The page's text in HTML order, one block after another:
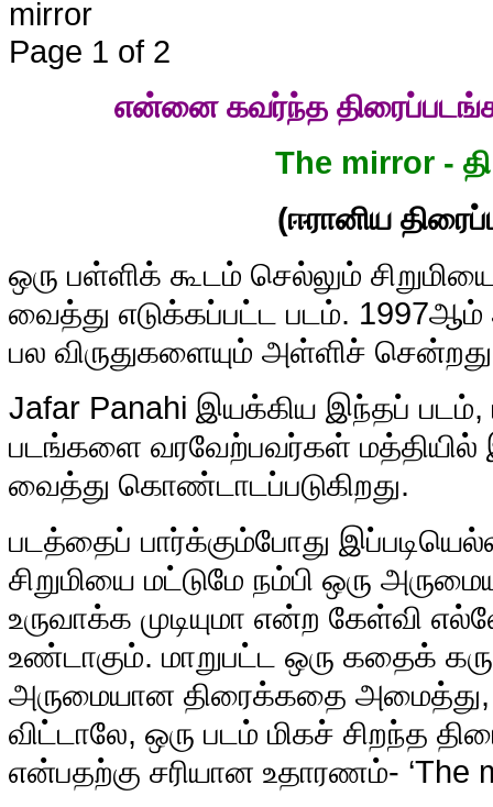
Page 1 of 2
என்னை கவர்ந்த
The mirror - தி
(ஈரானிய
ஒரு பள்ளிக் கூடம் செல்லும்
வைத்து எடுக்கப்பட்ட படம்.
பல விருதுகளையும் அள்ளிச்
Jafar Panahi இயக்கிய இந்தப் படம்,
படங்களை வரவேற்பவர்கள் மத்தியில்
வைத்து கொண்டாடப்படுகிறது.
படத்தைப் பார்க்கும்போது
சிறுமியை மட்டுமே நம்பி ஒரு
உருவாக்க முடியுமா என்ற கேள்வி
உண்டாகும். மாறுபட்ட ஒரு கதைக்
அருமையான திரைக்கதை அமைத்து,
விட்டாலே, ஒரு படம் மிகச் சிறந்த
என்பதற்கு சரியான உதாரணம்- ‘The